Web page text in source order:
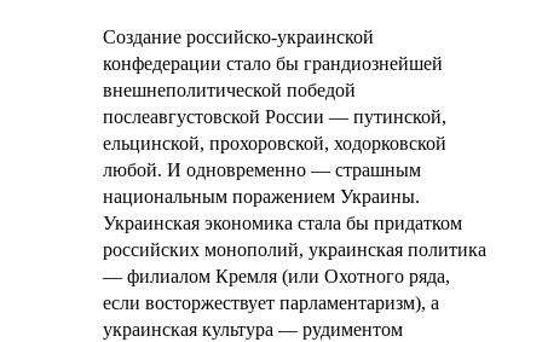
Создание российско-украинской
конфедерации стало бы грандиознейшей
внешнеполитической победой
послеавгустовской России — путинской,
ельцинской, прохоровской, ходорковской
любой. И одновременно — страшным
национальным поражением Украины.
Украинская экономика стала бы придатком
российских монополий, украинская политика
— филиалом Кремля (или Охотного ряда,
если восторжествует парламентаризм), а
украинская культура — рудиментом